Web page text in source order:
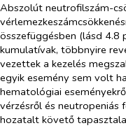
Abszolút neutrofilszám-
összefüggésben (lásd 4.8
kumulatívak, többnyire
vezettek a kezelés
egyik esemény sem volt
hematológiai
vérzésről és neutropeniás
hozatalt követő